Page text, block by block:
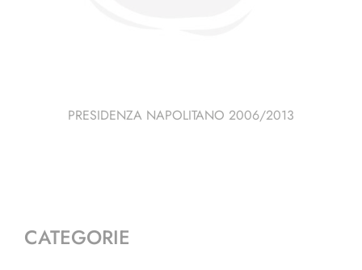
PRESIDENZA NAPOLITANO 2006/2013
CATEGORIE